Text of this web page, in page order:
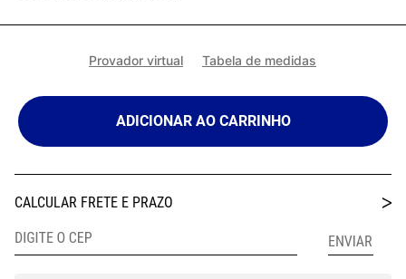
Provador virtual Tabela de medidas
ADICIONAR AO CARRINHO